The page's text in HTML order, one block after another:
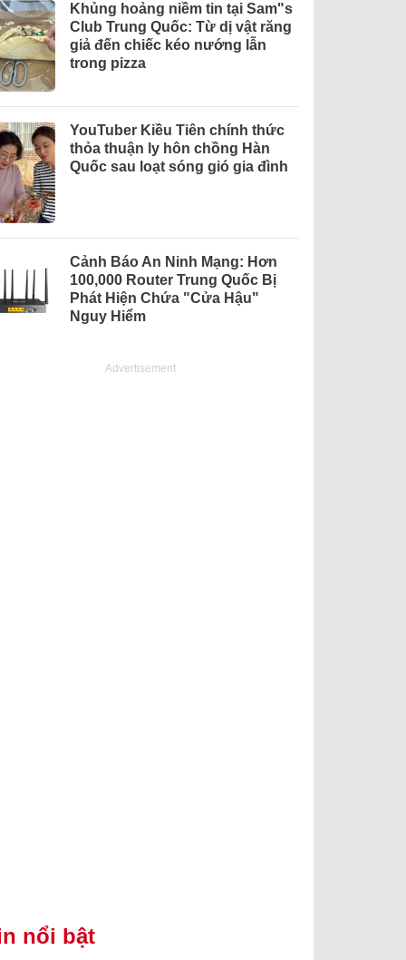
Khủng hoảng niềm tin tại Sam"s
Club Trung Quốc: Từ dị vật răng
giả đến chiếc kéo nướng lẫn
trong pizza
YouTuber Kiều Tiên chính thức
thỏa thuận ly hôn chồng Hàn
Quốc sau loạt sóng gió gia đình
Cảnh Báo An Ninh Mạng: Hơn
100,000 Router Trung Quốc Bị
Phát Hiện Chứa "Cửa Hậu"
Nguy Hiểm
Advertisement
nổi bật